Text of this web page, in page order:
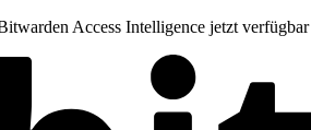
Access Intelligence jetzt verfügbar